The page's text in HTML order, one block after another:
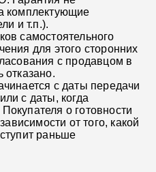
комплектующие
и т.п.).
самостоятельного
для этого сторонних
с продавцом в
отказано.
с даты передачи
с даты, когда
о готовности
от того, какой
раньше